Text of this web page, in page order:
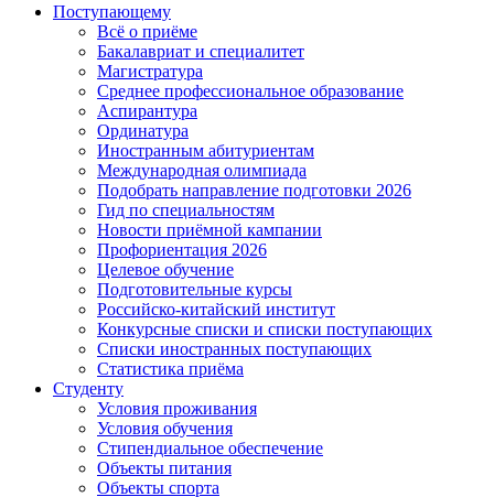
Поступающему
Всё о приёме
Бакалавриат и специалитет
Магистратура
Среднее профессиональное образование
Аспирантура
Ординатура
Иностранным абитуриентам
Международная олимпиада
Подобрать направление подготовки 2026
Гид по специальностям
Новости приёмной кампании
Профориентация 2026
Целевое обучение
Подготовительные курсы
Российско-китайский институт
Конкурсные списки и списки поступающих
Списки иностранных поступающих
Статистика приёма
Студенту
Условия проживания
Условия обучения
Стипендиальное обеспечение
Объекты питания
Объекты спорта